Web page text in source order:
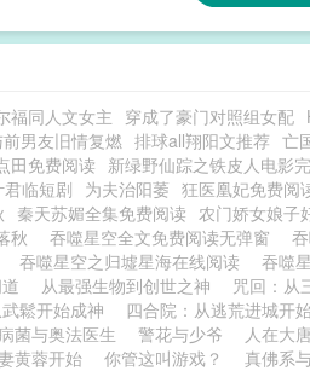
福同人文女主 穿成了豪门对照组女配
男友旧情复燃 排球all翔阳文推荐 亡
田免费阅读 新绿野仙踪之铁皮人电影
临短剧 为夫治阳萎 狂医凰妃免费阅
秦天苏媚全集免费阅读 农门娇女娘子
秋 吞噬星空全文免费阅读无弹窗
吞噬星空之归墟星海在线阅读 吞噬
从最强生物到创世之神 咒回：从
鬆开始成神 四合院：从逃荒进城开
菌与奥法医生 警花与少爷 人在大
黄蓉开始 你管这叫游戏？ 真佛系